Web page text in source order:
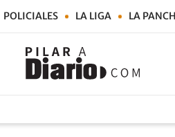
POLICIALES LA LIGA LA